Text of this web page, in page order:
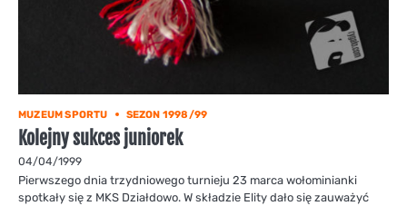
MUZEUM SPORTU SEZON 1998/99
Kolejny sukces juniorek
04/04/1999
Pierwszego dnia trzydniowego turnieju 23 marca wołominianki
spotkały się z MKS Działdowo. W składzie Elity dało się zauważyć